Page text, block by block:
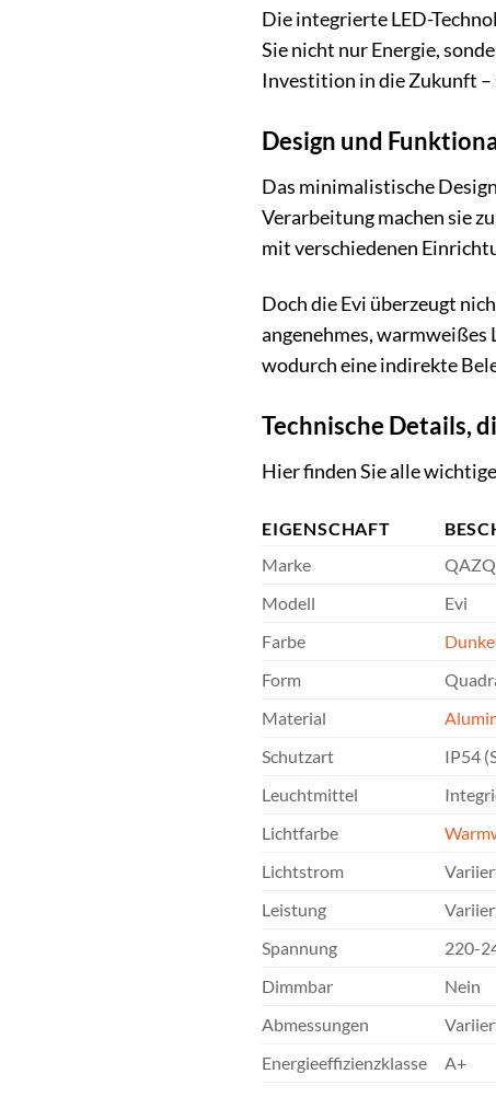
Die integrierte LED-
Sie nicht nur Energie,
Investition in die Zukunft –
Design und
Das minimalistische
Verarbeitung machen sie
mit verschiedenen
Doch die Evi überzeugt
angenehmes, warmweißes
wodurch eine indirekte
Technische Details,
Hier finden Sie alle
EIGENSCHAFT
Marke
Modell
Evi
Farbe
Form
Material
Schutzart
IP54
Leuchtmittel
Lichtfarbe
Lichtstrom
Leistung
Spannung
220-
Dimmbar
Nein
Abmessungen
Energieeffizienzklasse
A+